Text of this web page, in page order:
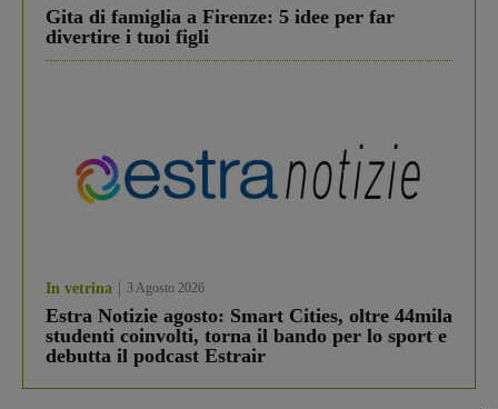
Gita di famiglia a Firenze: 5 idee per far
divertire i tuoi figli
In vetrina 3 Agosto 2026
Estra Notizie agosto: Smart Cities, oltre 44mila
studenti coinvolti, torna il bando per lo sport e
debutta il podcast Estrair